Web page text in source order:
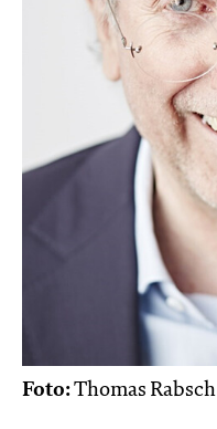
Foto:Thomas Rabsch